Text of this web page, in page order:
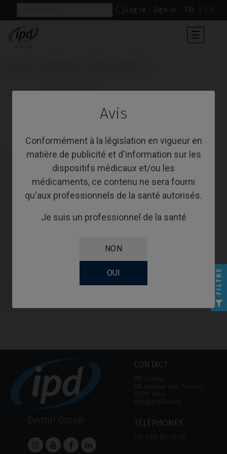
Avis
Conformément à la législation en vigueur en
matière de publicité et d'information sur les
dispositifs médicaux et/ou les
médicaments, ce contenu ne sera fourni
qu'aux professionnels de la santé autorisés.
Je suis un professionnel de la santé
NON
OUI
Log In / Sign In FR
Toggle
☰
                      Scanbodies
CONTACT
IPD France
88 Avenue des Ternes ‑
75017 Paris
info@ipd2004.fr
TÉLÉPHONES
+33 1 80 90 45 45
FILTRE